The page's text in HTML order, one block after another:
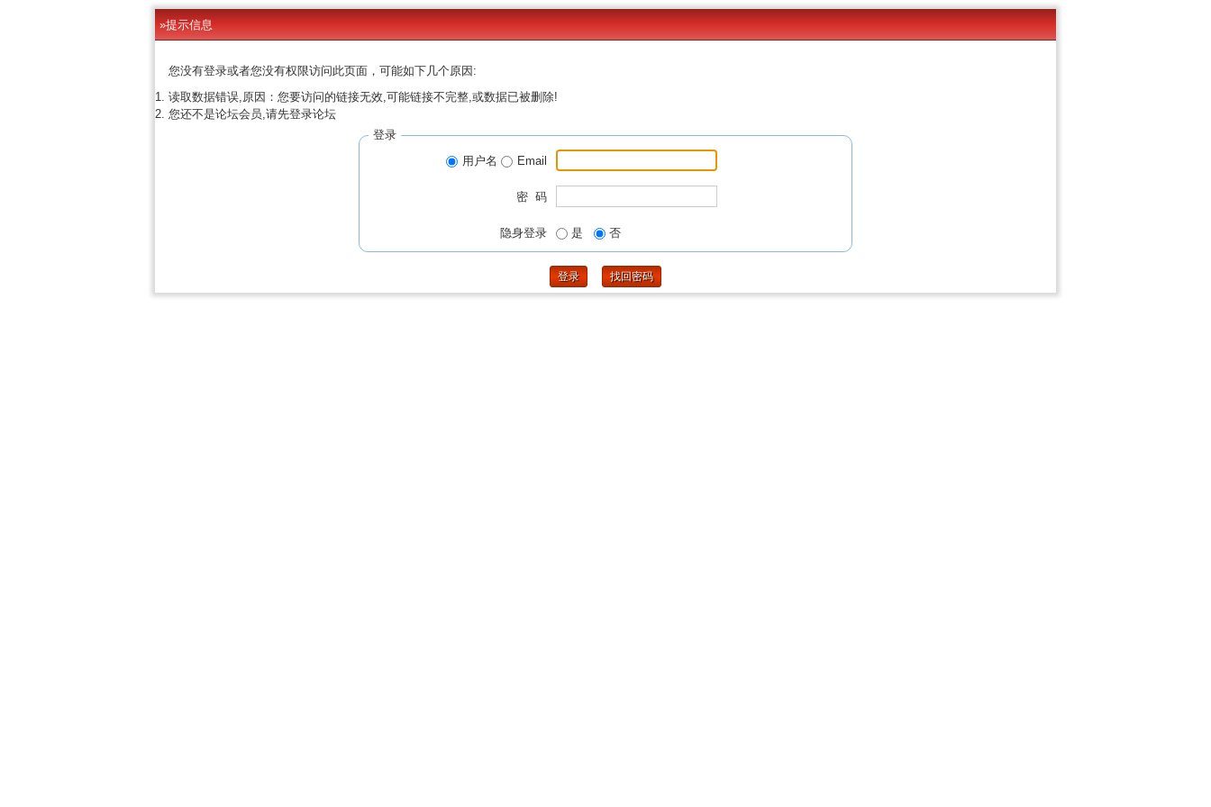
»提示信息
您没有登录或者您没有权限访问此页面，可能如下几个原因:
读取数据错误,原因：您要访问的链接无效,可能链接不完整,或数据已被删除!
您还不是论坛会员,请先登录论坛
登录
用户名
Email
密 码
隐身登录 是 否